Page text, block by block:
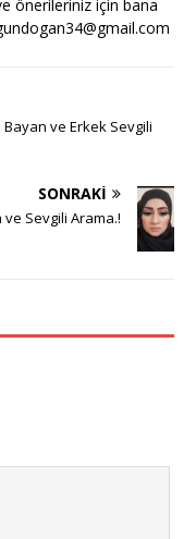
önerileriniz için bana
ve Erkek Sevgili
SONRAKI
Sevgili Arama.!